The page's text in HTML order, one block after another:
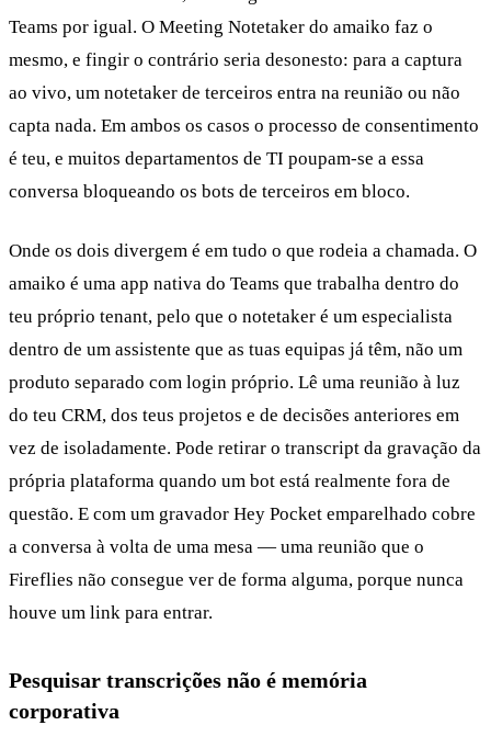
Teams por igual. O Meeting Notetaker do amaiko faz o
mesmo, e fingir o contrário seria desonesto: para a captura
ao vivo, um notetaker de terceiros entra na reunião ou não
capta nada. Em ambos os casos o processo de consentimento
é teu, e muitos departamentos de TI poupam-se a essa
conversa bloqueando os bots de terceiros em bloco.
Onde os dois divergem é em tudo o que rodeia a chamada. O
amaiko é uma app nativa do Teams que trabalha dentro do
teu próprio tenant, pelo que o notetaker é um especialista
dentro de um assistente que as tuas equipas já têm, não um
produto separado com login próprio. Lê uma reunião à luz
do teu CRM, dos teus projetos e de decisões anteriores em
vez de isoladamente. Pode retirar o transcript da gravação da
própria plataforma quando um bot está realmente fora de
questão. E com um gravador Hey Pocket emparelhado cobre
a conversa à volta de uma mesa — uma reunião que o
Fireflies não consegue ver de forma alguma, porque nunca
houve um link para entrar.
Pesquisar transcrições não é memória
corporativa